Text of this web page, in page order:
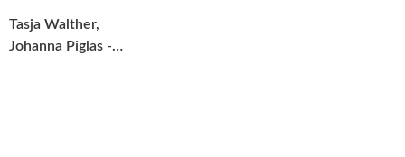
Tasja Walther,
Johanna Piglas -